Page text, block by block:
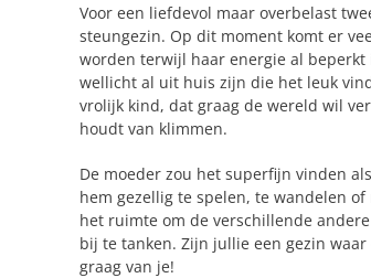
Voor een liefdevol maar overbelast
steungezin. Op dit moment komt er
worden terwijl haar energie al beperkt
wellicht al uit huis zijn die het leuk
vrolijk kind, dat graag de wereld wil
houdt van klimmen.
De moeder zou het superfijn vinden
hem gezellig te spelen, te wandelen
het ruimte om de verschillende
bij te tanken. Zijn jullie een gezin
graag van je!